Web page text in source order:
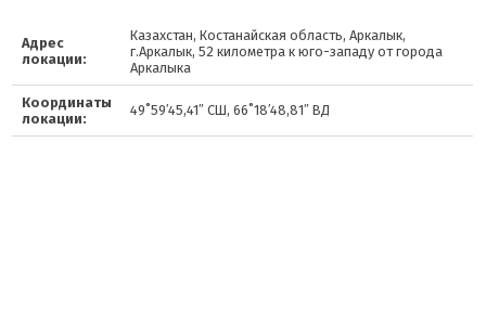
Адрес
локации:
Казахстан, Костанайская область, Аркалык,
г.Аркалык, 52 километра к юго-западу от города
Аркалыка
Координаты
локации:
49˚59′45,41″ СШ, 66˚18′48,81″ ВД